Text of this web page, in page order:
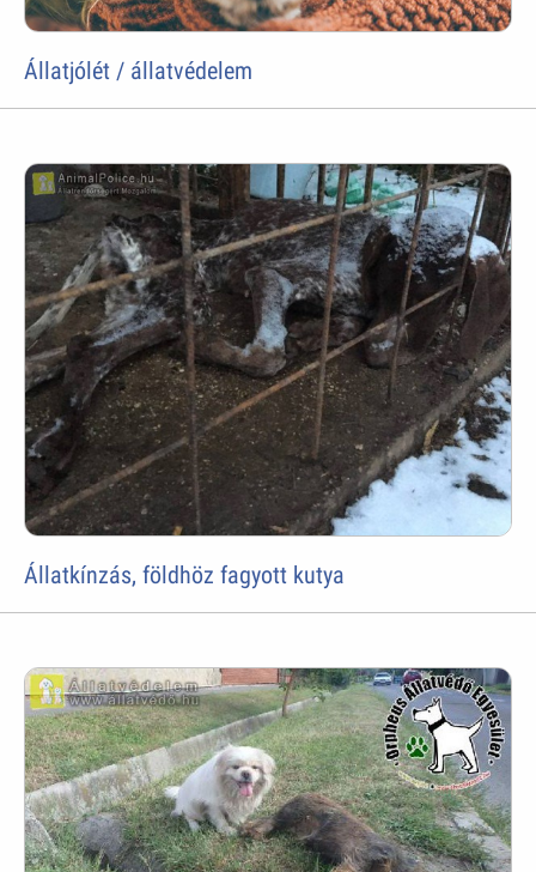
Állatjólét / állatvédelem
Állatkínzás, földhöz fagyott kutya